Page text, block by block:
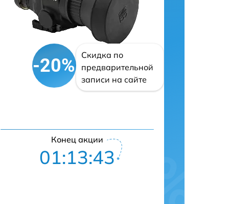
-20%
Скидка по
предварительной
записи на сайте
Конец акции
01:13:42